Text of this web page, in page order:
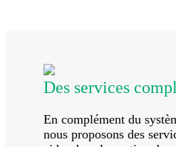
Des services
En complément du
nous proposons des